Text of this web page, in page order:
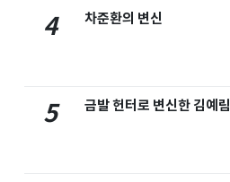
4 차준환의 변신
5 금발 헌터로 변신한 김예림